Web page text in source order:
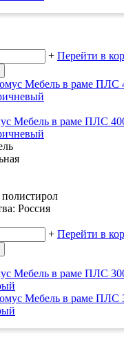
+ Перейти в
Мебель в раме ПЛС
Россия
+ Перейти в
Мебель в раме ПЛС